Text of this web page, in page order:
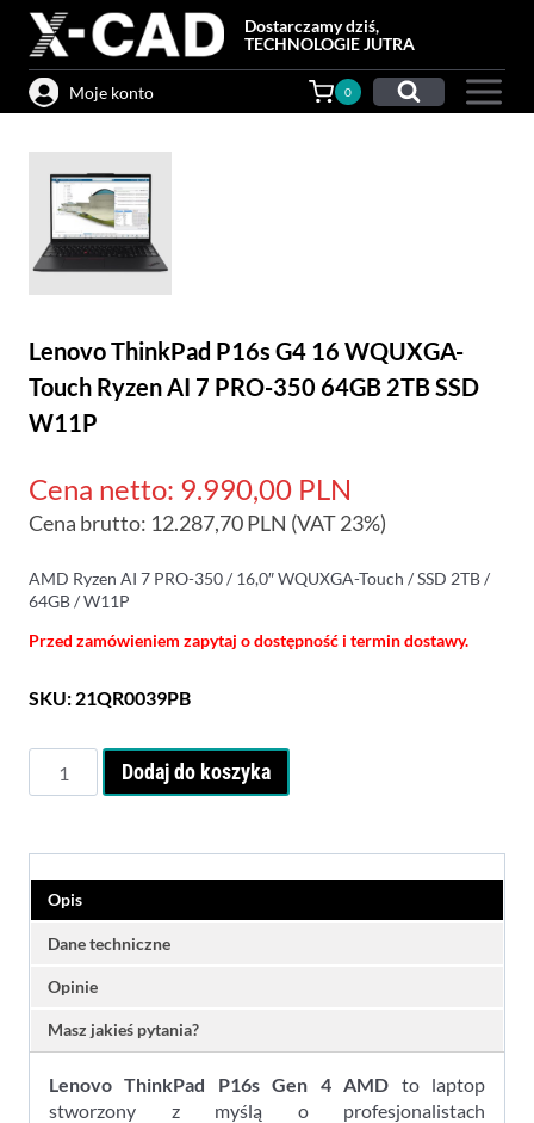
Przejdź
treści
Dostarczamy dziś,
TECHNOLOGIE JUTRA
Moje konto 0
Lenovo ThinkPad P16s G4 16 WQUXGA-
Touch Ryzen AI 7 PRO-350 64GB 2TB SSD
W11P
Cena netto: 9.990,00 PLN
Cena brutto: 12.287,70PLN (VAT 23%)
AMD Ryzen AI 7 PRO-350 / 16,0″ WQUXGA-Touch / SSD 2TB /
64GB / W11P
Przed zamówieniem zapytaj o dostępność i termin dostawy.
SKU: 21QR0039PB
Lenovo
WQUXGA-
Touch
PRO-
350
64GB
Dodaj do koszyka
Opis
Dane techniczne
Opinie
Masz jakieś pytania?
Lenovo ThinkPad P16s Gen 4 AMD to laptop
stworzony z myślą o profesjonalistach